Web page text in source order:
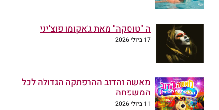
ה "טוסקה" מאת ג'אקומו פוצ'יני
17 ביולי 2026
מאשה והדוב ההרפתקה הגדולה לכל
המשפחה
11 ביולי 2026